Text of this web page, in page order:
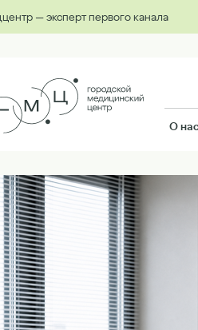
— эксперт первого канала
О